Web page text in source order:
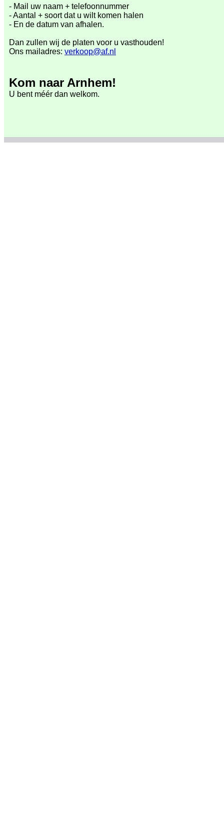
- Mail uw naam + telefoonnummer
- Aantal + soortdat u wilt komen halen
- En de datum van afhalen.
Dan zullen wij de platen voor u vasthouden!
Ons mailadres: verkoop@af.nl
Kom naar Arnhem!
U bent méér dan welkom.